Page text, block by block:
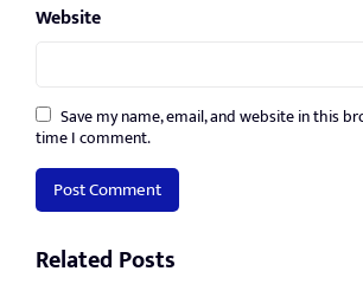
Website
Save my name, email, and website in this
time I comment.
Related Posts